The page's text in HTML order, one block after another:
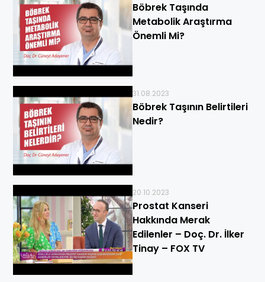
Böbrek Taşında
Metabolik Araştırma
Önemli Mi?
31.08.2023
Böbrek Taşının Belirtileri
Nedir?
20.10.2023
Prostat Kanseri
Hakkında Merak
Edilenler – Doç. Dr. İlker
Tinay – FOX TV